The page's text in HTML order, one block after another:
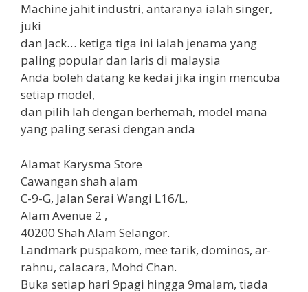
Machine jahit industri, antaranya ialah singer,
juki
dan Jack… ketiga tiga ini ialah jenama yang
paling popular dan laris di malaysia
Anda boleh datang ke kedai jika ingin mencuba
setiap model,
dan pilih lah dengan berhemah, model mana
yang paling serasi dengan anda
Alamat Karysma Store
Cawangan shah alam
C-9-G, Jalan Serai Wangi L16/L,
Alam Avenue 2 ,
40200 Shah Alam Selangor.
Landmark puspakom, mee tarik, dominos, ar-
rahnu, calacara, Mohd Chan.
Buka setiap hari 9pagi hingga 9malam, tiada